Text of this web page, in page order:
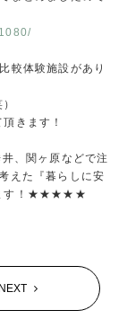
較体験施設があり
きます！
、関ヶ原などで注
えた『暮らしに安
ます！★★★★★
NEXT